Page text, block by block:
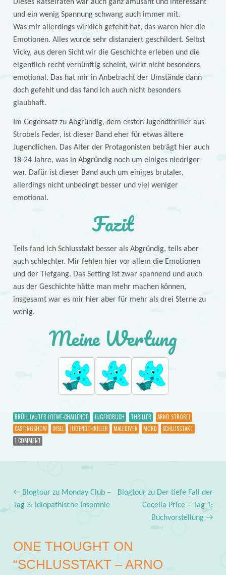
Dieses Rätselraten war auch ganz amüsant und interessant
und ein wenig Spannung schwang auch immer mit.
Was mir allerdings wirklich gefehlt hat, das waren hier die
Emotionen. Alles wurde sehr distanziert geschildert. Selbst
Vicky, aus deren Sicht wir die Geschichte erleben und die
eigentlich recht vernünftig scheint, wirkt nicht besonders
emotional. Das hat mir in Anbetracht der Umstände dann
doch gefehlt und das fand ich auch nicht besonders
glaubhaft.
Im Gegensatz zu Abgründig, dem ersten Jugendthriller aus
Strobels Feder, ist dieser Band eher für etwas ältere
Jugendlichen. Das Alter der Protagonisten beträgt hier auch
18-24 Jahre, was in Abgründig noch um einiges niedriger
war. Dafür ist dieser Band auch um einiges brutaler,
allerdings nicht unbedingt besser und viel weniger
emotional.
Fazit
Teils fand ich Schlusstakt besser als Abgründig, teils aber
auch schlechter. Mir fehlen hier vor allem die Emotionen
und der Tiefgang. Das Setting ist zwar spannend und auch
aus der Geschichte hätte man mehr machen können,
insgesamt war es mir hier aber für mehr als drei Sterne zu
wenig.
Meine Wertung
BRÜLL LAUTER LOEWE-CHALLENGE JUGENDBUCH THRILLER
ARNO STROBEL
CASTINGSHOW
INSEL JUGENDTHRILLER MALEDIVEN MORD
SCHLUSSTAKT
1 COMMENT
Post navigation
←Blogtour zu Monday Club –
Tag 3: Idiopathische Insomnie
Blogtour zu Der tiefe Fall der
Cecelia Price – Tag 1:
Buchvorstellung→
ONE THOUGHT ON
“SCHLUSSTAKT – ARNO